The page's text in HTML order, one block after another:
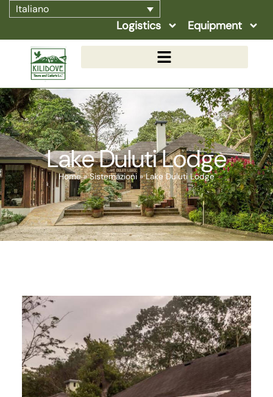
Italiano
Logistics Equipment
Lake Duluti Lodge
Home»Sistemazioni»Lake Duluti Lodge